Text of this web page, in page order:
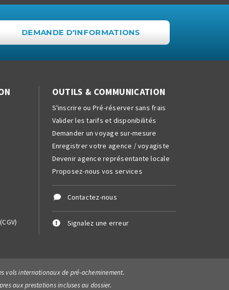
DEMANDE D'INFORMATIONS
OUTILS & COMMUNICATION
S'inscrire ou Pré-réserver sans frais
Valider les tarifs et disponibilités
Demander un voyage sur-mesure
Enregistrer votre agence / voyagiste
Devenir agence représentante locale
Proposez-nous vos services
Contactez-nous
Signalez une erreur
vols internationaux de pré-acheminement.
aux prestations incluses au dossier.